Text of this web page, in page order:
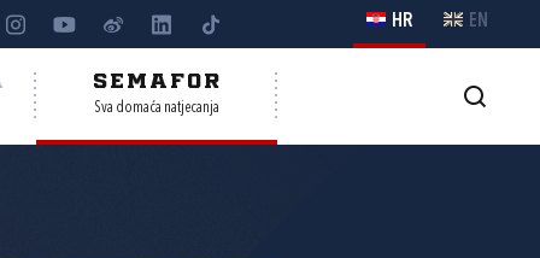
HR EN
SEMAFOR
Sva domaća natjecanja